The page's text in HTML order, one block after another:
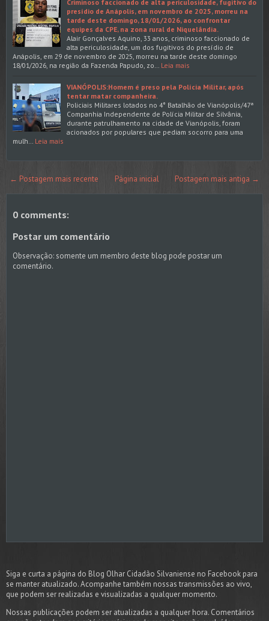
Criminoso faccionado de alta periculosidade, fugitivo do
presídio de Anápolis, em novembro de 2025, morreu na
tarde deste domingo, 18/01/2026, ao confrontar
equipes da CPE, na zona rural de Niquelândia.
Alair Gonçalves Aquino, 33 anos, criminoso faccionado de
alta periculosidade, um dos fugitivos do presídio de
Anápolis, em 29 de novembro de 2025, morreu na tarde deste domingo
18/01/2026, na região da Fazenda Papudo, zo… Leia mais
VIANÓPOLIS:Homem é preso pela Polícia Militar, após
tentar matar companheira.
Policiais Militares lotados no 4° Batalhão de Vianópolis/47ª
Companhia Independente de Polícia Militar de Silvânia,
durante patrulhamento na cidade de Vianópolis, foram
acionados por populares que pediam socorro para uma
mulh… Leia mais
← Postagem mais recente Postagem mais antiga →
Página inicial
0 comments:
Postar um comentário
Observação: somente um membro deste blog pode postar um
comentário.
Siga e curta a página do Blog Olhar Cidadão Silvaniense no Facebook para
se manter atualizado. Acompanhe também nossas transmissões ao vivo,
que podem ser realizadas e visualizadas a qualquer momento.
Nossas publicações podem ser atualizadas a qualquer hora. Comentários